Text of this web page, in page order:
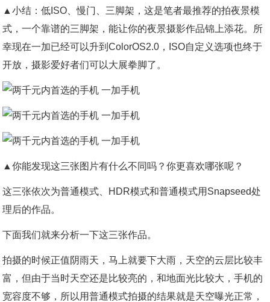
▲小结：低ISO、慢门、三脚架，这是笔者最推荐的拍夜景模
式，一个靠谱的三脚架，能让你的夜景摄影作品锦上添花。所
幸现在一加已经可以升到ColorOS2.0，ISO自定义选项也终于
开放，摄影爱好者们可以大展拳脚了。
▲你能发现这三张图片有什么不同吗？你更喜欢哪张呢？
这三张依次为普通模式、HDR模式和普通模式用Snapseed处
理后的作品。
下面我们就来分析一下这三张作品。
拍摄的时候正值阴雨天，马上就要下大雨，天空的云层比较丰
富，但由于当时天空还是比较亮的，和地面光比较大，手机的
宽容度不够，所以用普通模式拍摄的结果就是天空曝光正常，